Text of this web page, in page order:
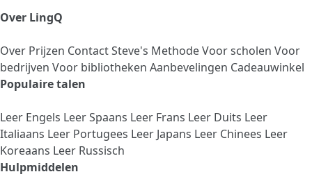
Over LingQ
Over Prijzen ContactSteve's MethodeVoor scholen Voor
bedrijven Voor bibliotheken Aanbevelingen Cadeauwinkel
Populaire talen
Leer Engels Leer Spaans Leer Frans Leer Duits Leer
Italiaans Leer Portugees Leer Japans Leer Chinees Leer
Koreaans Leer Russisch
Hulpmiddelen